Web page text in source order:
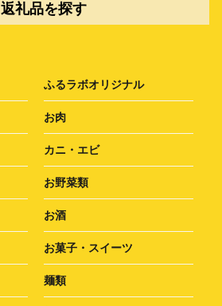
返礼品を探す
ふるラボオリジナル
お肉
カニ・エビ
お野菜類
お酒
お菓子・スイーツ
麺類